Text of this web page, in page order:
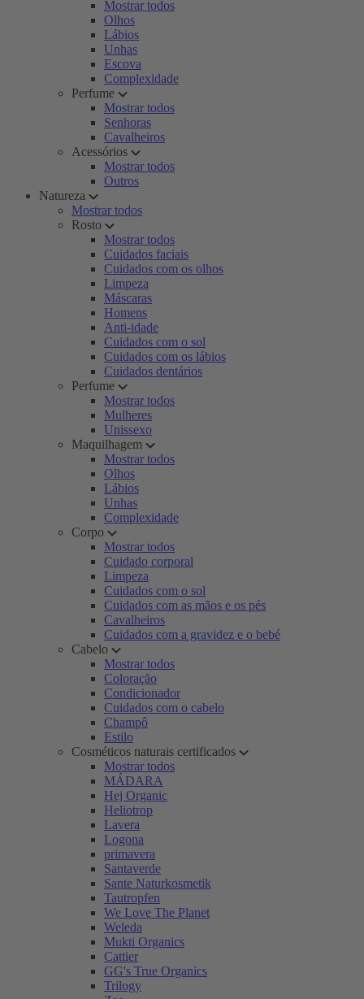
Mostrar todos
Olhos
Lábios
Unhas
Escova
Complexidade
Perfume
Mostrar todos
Senhoras
Cavalheiros
Acessórios
Mostrar todos
Outros
Natureza
Mostrar todos
Rosto
Mostrar todos
Cuidados faciais
Cuidados com os olhos
Limpeza
Máscaras
Homens
Anti-idade
Cuidados com o sol
Cuidados com os lábios
Cuidados dentários
Perfume
Mostrar todos
Mulheres
Unissexo
Maquilhagem
Mostrar todos
Olhos
Lábios
Unhas
Complexidade
Corpo
Mostrar todos
Cuidado corporal
Limpeza
Cuidados com o sol
Cuidados com as mãos e os pés
Cavalheiros
Cuidados com a gravidez e o bebé
Cabelo
Mostrar todos
Coloração
Condicionador
Cuidados com o cabelo
Champô
Estilo
Cosméticos naturais certificados
Mostrar todos
MÁDARA
Hej Organic
Heliotrop
Lavera
Logona
primavera
Santaverde
Sante Naturkosmetik
Tautropfen
We Love The Planet
Weleda
Mukti Organics
Cattier
GG's True Organics
Trilogy